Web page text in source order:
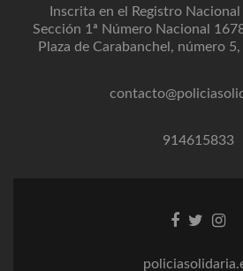
Inscrita en el Registro
Sección 1ª Número Nacional
Plaza de Carabanchel, número
914615833
Enlace
Facebook
Enlace
Twitter